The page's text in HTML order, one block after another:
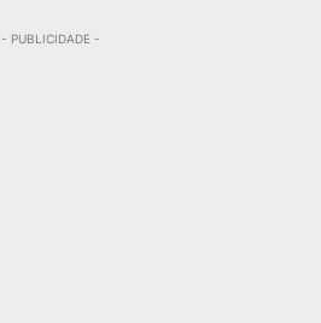
- PUBLICIDADE -